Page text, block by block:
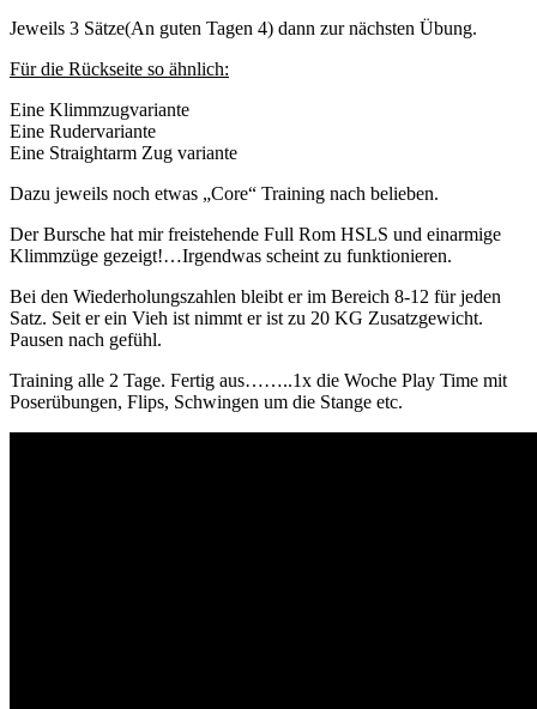
Jeweils 3 Sätze(An guten Tagen 4) dann zur nächsten Übung.
Für die Rückseite so ähnlich:
Eine Klimmzugvariante
Eine Rudervariante
Eine Straightarm Zug variante
Dazu jeweils noch etwas „Core“ Training nach belieben.
Der Bursche hat mir freistehende Full Rom HSLS und einarmige
Klimmzüge gezeigt!…Irgendwas scheint zu funktionieren.
Bei den Wiederholungszahlen bleibt er im Bereich 8-12 für jeden
Satz. Seit er ein Vieh ist nimmt er ist zu 20 KG Zusatzgewicht.
Pausen nach gefühl.
Training alle 2 Tage. Fertig aus……..1x die Woche Play Time mit
Poserübungen, Flips, Schwingen um die Stange etc.